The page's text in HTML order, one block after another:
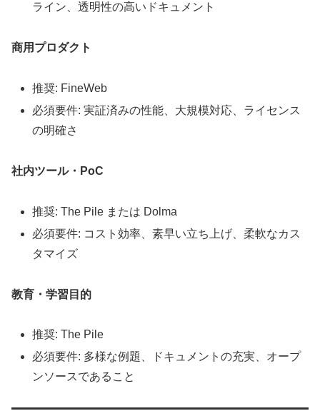
ライン、透明性の高いドキュメント
商用プロダクト
推奨: FineWeb
必須要件: 実証済みの性能、大規模対応、ライセンス
の明確さ
社内ツール・PoC
推奨: The Pile または Dolma
必須要件: コスト効率、素早い立ち上げ、柔軟なカス
タマイズ
教育・学習目的
推奨: The Pile
必須要件: 多様な例題、ドキュメントの充実、オープ
ンソースであること